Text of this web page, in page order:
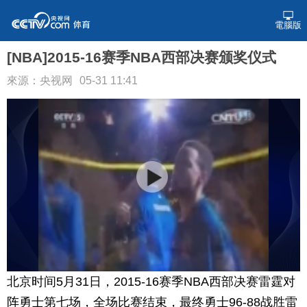
電腦版
[NBA]2015-16赛季NBA西部决赛颁奖仪式
來源：央视网 05-31 11:41
北京时间5月31日，2015-16赛季NBA西部决赛雷霆对
阵勇士第七场，全场比赛结束，最终勇士96-88战胜雷